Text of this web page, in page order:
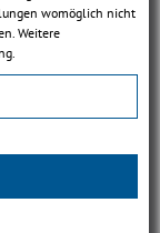
womöglich nicht
Weitere